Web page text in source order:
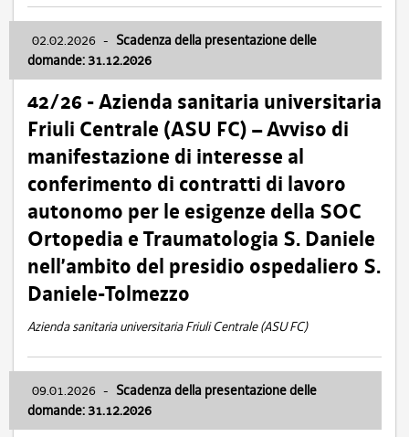
02.02.2026 - Scadenza della presentazione delle
domande: 31.12.2026
42/26 - Azienda sanitaria universitaria
Friuli Centrale (ASU FC) – Avviso di
manifestazione di interesse al
conferimento di contratti di lavoro
autonomo per le esigenze della SOC
Ortopedia e Traumatologia S. Daniele
nell’ambito del presidio ospedaliero S.
Daniele-Tolmezzo
Azienda sanitaria universitaria Friuli Centrale (ASU FC)
09.01.2026 - Scadenza della presentazione delle
domande: 31.12.2026